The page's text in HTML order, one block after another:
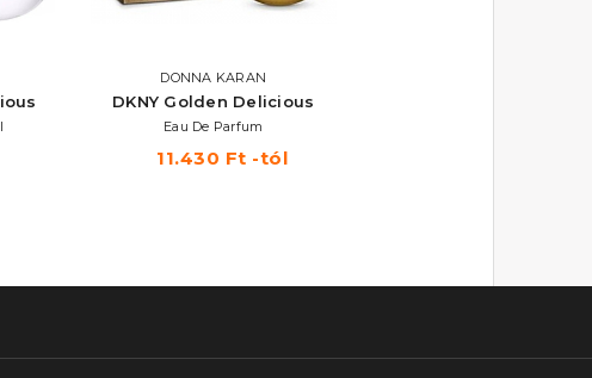
DONNA KARAN
DKNY Golden Delicious
Eau De Parfum
11.430 Ft -tól